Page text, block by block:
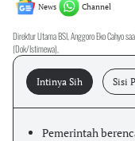
News Channel
Direktur Utama BSI, Anggoro Eko Cahyo
(Dok/Istimewa),
Intinya Sih Sisi
Pemerintah